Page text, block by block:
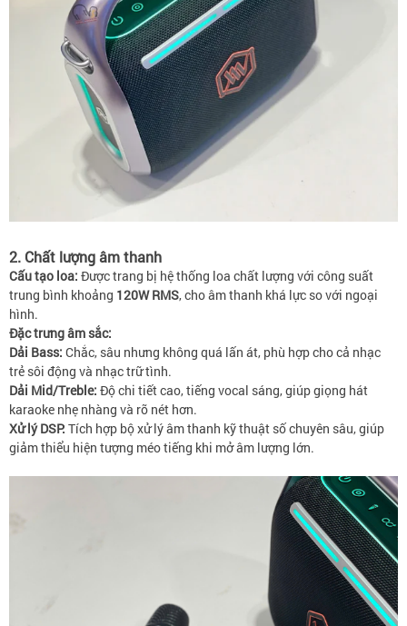
2. Chất lượng âm thanh
Cấu tạo loa: Được trang bị hệ thống loa chất lượng với công suất
trung bình khoảng 120W RMS, cho âm thanh khá lực so với ngoại
hình.
Đặc trưng âm sắc:
Dải Bass: Chắc, sâu nhưng không quá lấn át, phù hợp cho cả nhạc
trẻ sôi động và nhạc trữ tình.
Dải Mid/Treble: Độ chi tiết cao, tiếng vocal sáng, giúp giọng hát
karaoke nhẹ nhàng và rõ nét hơn.
Xử lý DSP: Tích hợp bộ xử lý âm thanh kỹ thuật số chuyên sâu, giúp
giảm thiểu hiện tượng méo tiếng khi mở âm lượng lớn.